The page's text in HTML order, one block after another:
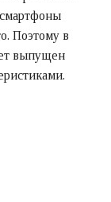
Поэтому в
выпущен